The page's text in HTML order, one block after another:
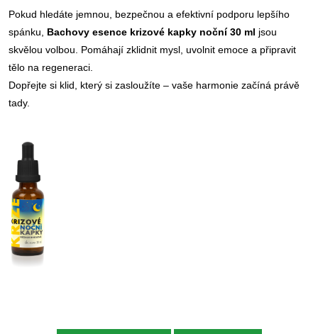
Pokud hledáte jemnou, bezpečnou a efektivní podporu lepšího
spánku, Bachovy esence krizové kapky noční 30 ml jsou
skvělou volbou. Pomáhají zklidnit mysl, uvolnit emoce a připravit
tělo na regeneraci.
Dopřejte si klid, který si zasloužíte – vaše harmonie začíná právě
tady.